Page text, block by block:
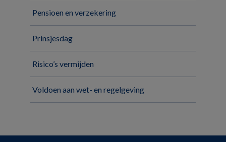
Pensioen en verzekering
Prinsjesdag
Risico’s vermijden
Voldoen aan wet- en regelgeving